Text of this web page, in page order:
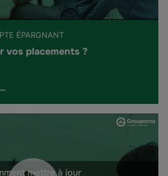
ÉPARGNANT
vos placements ?